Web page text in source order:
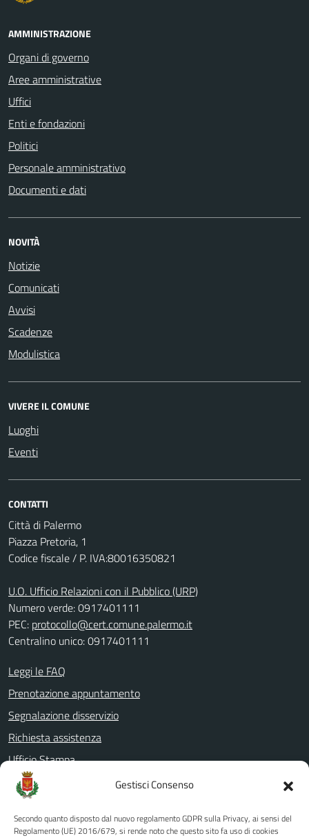
Gestisci Consenso
Secondo quanto disposto dal nuovo regolamento GDPR sulla Privacy, ai sensi del
Regolamento (UE) 2016/679, si rende noto che questo sito fa uso di cookies
AMMINISTRAZIONE
Organi di governo
Aree amministrative
Uffici
Enti e fondazioni
Politici
Personale amministrativo
Documenti e dati
NOVITÀ
Notizie
Comunicati
Avvisi
Scadenze
Modulistica
VIVERE IL COMUNE
Luoghi
Eventi
CONTATTI
Città di Palermo
Piazza Pretoria, 1
Codice fiscale / P. IVA:80016350821
U.O. Ufficio Relazioni con il Pubblico (URP)
Numero verde: 0917401111
PEC: protocollo@cert.comune.palermo.it
Centralino unico: 0917401111
Leggi le FAQ
Prenotazione appuntamento
Segnalazione disservizio
Richiesta assistenza
Ufficio Stampa
Amministrazione Trasparente
Albo pretorio
Informativa privacy